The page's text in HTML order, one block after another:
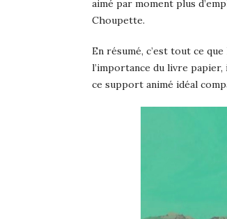
aimé par moment plus
Choupette.
En résumé, c’est tout ce
l’importance du livre
ce support animé idéal